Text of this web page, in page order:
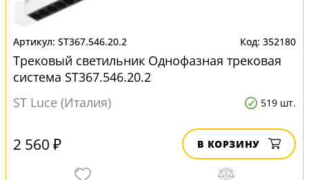
ST367.546.20.2 352180
Трековый светильник Однофазная трековая
система ST367.546.20.2
ST Luce (Италия)
519 шт.
2 560 ₽ В КОРЗИНУ